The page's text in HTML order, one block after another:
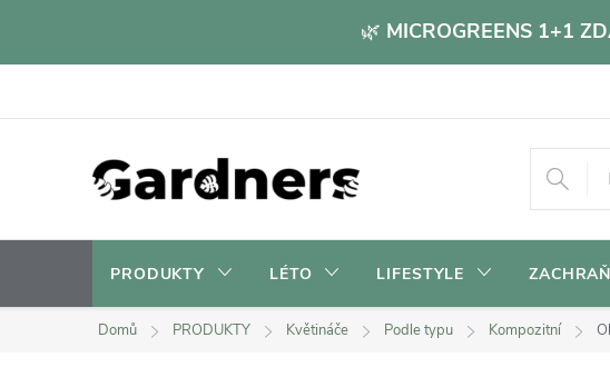
🌿 MICROGREENS 1+1
PRODUKTY LÉTO LIFESTYLE
Domů PRODUKTY Květináče Podle typu Kompozitní